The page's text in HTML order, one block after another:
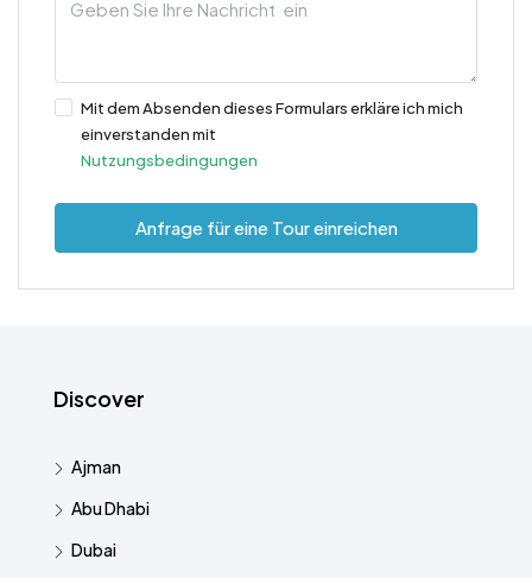
Mit dem Absenden dieses Formulars erkläre ich mich
einverstanden mit
Nutzungsbedingungen
Anfrage für eine Tour einreichen
Discover
Ajman
Abu Dhabi
Dubai